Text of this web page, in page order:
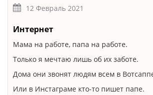
12 Февраль 2021
Интернет
Мама на работе, папа на работе.
Только я мечтаю лишь об их заботе.
Дома они звонят людям всем в
Или в Инстаграме кто-то пишет папе.